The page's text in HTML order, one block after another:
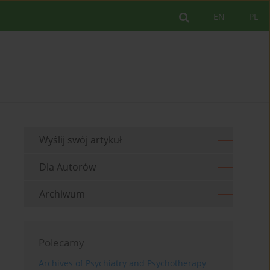
PL
EN
Wyślij swój artykuł
Dla Autorów
Archiwum
Polecamy
Archives of Psychiatry and Psychotherapy